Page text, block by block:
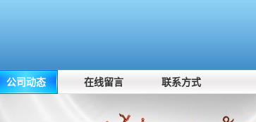
公司动态 在线留言 联系方式